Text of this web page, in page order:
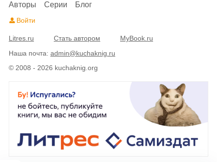
© 2008 - 2026 kuchaknig.org
Авторы
Серии Блог
Войти
Litres.ru Стать автором
MyBook.ru
Наша почта: admin@kuchaknig.ru